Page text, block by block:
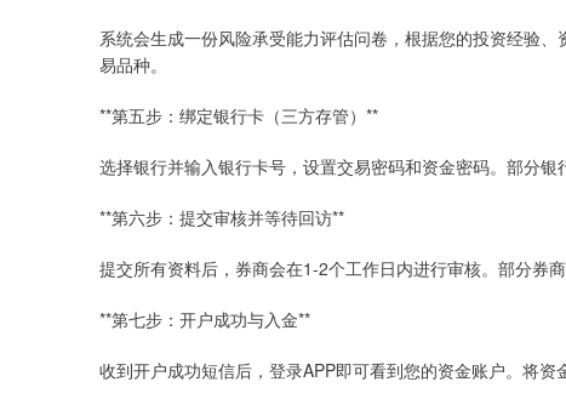
系统会生成一份风险承受能力评估问卷，根据您的投资经验
易品种。
**第五步：绑定银行卡（三方存管）**
选择银行并输入银行卡号，设置交易密码和资金密码。部分银
**第六步：提交审核并等待回访**
提交所有资料后，券商会在1-2个工作日内进行审核。部分券
**第七步：开户成功与入金**
收到开户成功短信后，登录APP即可看到您的资金账户。将资